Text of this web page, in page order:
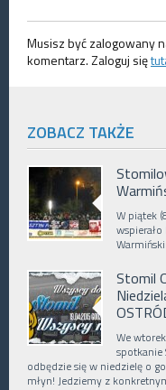
Musisz być zalogowany
komentarz. Zaloguj się
ZOBACZ TAKŻE
W piątek
Stomil
We
spotkanie
odbędzie się w niedzielę o
młyn! Jedziemy z